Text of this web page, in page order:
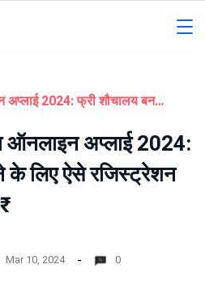
फ्री शौचालय योजना ऑनलाइन अप्लाई 2024: फ्री शौचालय बनवाने के लिए ऐसे रजिस्ट्रेशन करें, मिलेगा 12000₹
ऑनलाइन अप्लाई 2024:
के लिए ऐसे रजिस्ट्रेशन
Mar 10, 2024 0